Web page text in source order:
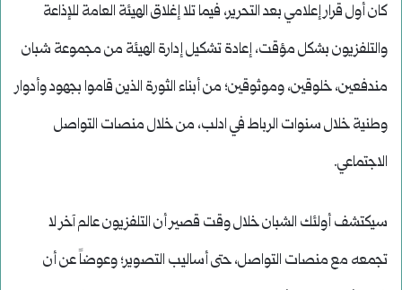
كان أول قرار إعلامي بعد التحرير، فيما تلا إغلاق الهيئة العامة للإذاعة
والتلفزيون بشكل مؤقت، إعادة تشكيل إدارة الهيئة من مجموعة شبان
مندفعين، خلوقين، وموثوقين؛ من أبناء الثورة الذين قاموا بجهود وأدوار
وطنية خلال سنوات الرباط في ادلب، من خلال منصات التواصل
الاجتماعي.
سيكتشف أولئك الشبان خلال وقت قصير أن التلفزيون عالم آخر لا
تجمعه مع منصات التواصل، حتى أساليب التصوير؛ وعوضاً عن أن